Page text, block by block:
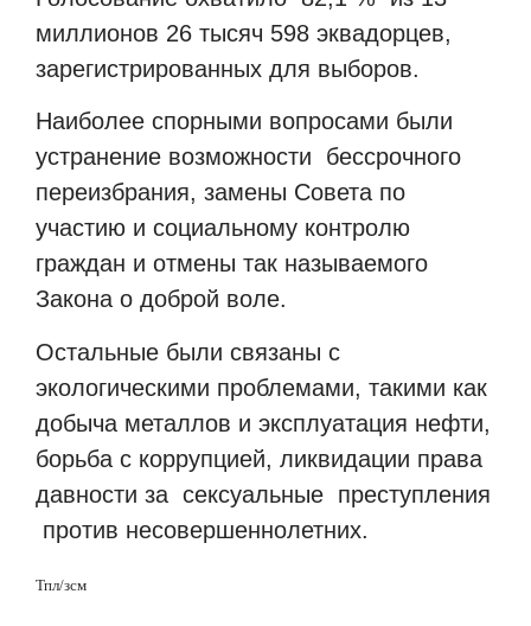
миллионов 26 тысяч 598 эквадорцев,
зарегистрированных для выборов.
Наиболее спорными вопросами были
устранение возможности
бессрочного
переизбрания, замены Совета по
участию и социальному контролю
граждан и отмены так называемого
Закона о доброй воле.
Остальные были связаны с
экологическими проблемами, такими как
добыча металлов и эксплуатация нефти,
борьба с коррупцией, ликвидации права
давности за сексуальные преступления
против несовершеннолетних.
Тпл/зсм